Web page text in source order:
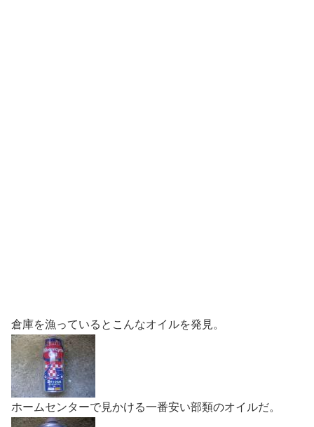
倉庫を漁っているとこんなオイルを発見。
ホームセンターで見かける一番安い部類のオイルだ。